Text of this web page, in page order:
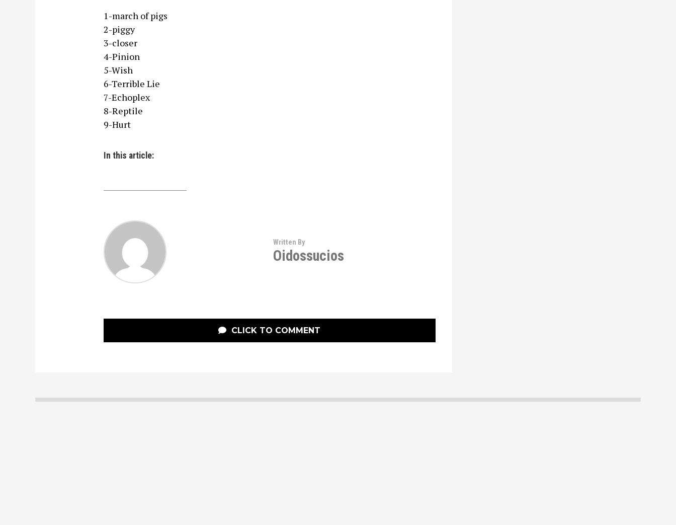
1-march of pigs
2-piggy
3-closer
4-Pinion
5-Wish
6-Terrible Lie
7-Echoplex
8-Reptile
9-Hurt
In this article:
Written By
Oidossucios
CLICK TO COMMENT